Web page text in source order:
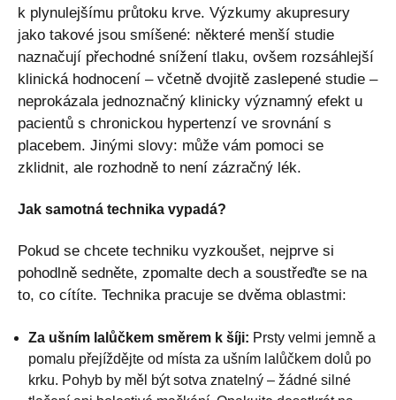
k plynulejšímu průtoku krve. Výzkumy akupresury
jako takové jsou smíšené: některé menší studie
naznačují přechodné snížení tlaku, ovšem rozsáhlejší
klinická hodnocení – včetně dvojitě zaslepené studie –
neprokázala jednoznačný klinicky významný efekt u
pacientů s chronickou hypertenzí ve srovnání s
placebem. Jinými slovy: může vám pomoci se
zklidnit, ale rozhodně to není zázračný lék.
Jak samotná technika vypadá?
Pokud se chcete techniku vyzkoušet, nejprve si
pohodlně sedněte, zpomalte dech a soustřeďte se na
to, co cítíte. Technika pracuje se dvěma oblastmi:
Za ušním lalůčkem směrem k šíji: Prsty velmi jemně a
pomalu přejíždějte od místa za ušním lalůčkem dolů po
krku. Pohyb by měl být sotva znatelný – žádné silné